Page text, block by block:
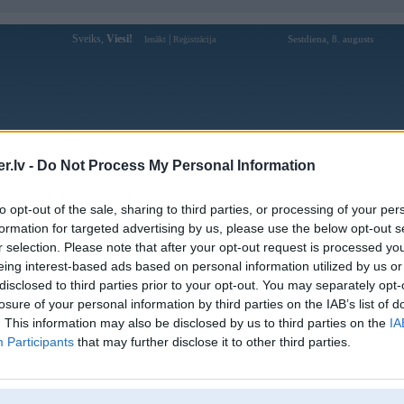
- Do Not Process My Personal Information
opt-out of the sale, sharing to third parties, or processing of your
for targeted advertising by us, please use the below opt-out
selection. Please note that after your opt-out request is processed
interest-based ads based on personal information utilized by us
to third parties prior to your opt-out. You may separately
of your personal information by third parties on the IAB’s list of
This information may also be disclosed by us to third parties on the
Participants that may further disclose it to other third parties.
Sveiks, Viesi! Ienākt Reģistrācija Sestdiena, 8. augusts
Forums Galerijas Reģistrācija Lietotāji
Lietotāja dichvuthethaoyv profils
Pēdējo reizi manīts: 03. Apr 2025, 06:35
Lietotājvārds:
dichvuthethaoyv
Ziņojumi forumā:
0
[Pēdējie ziņojumi forumā]